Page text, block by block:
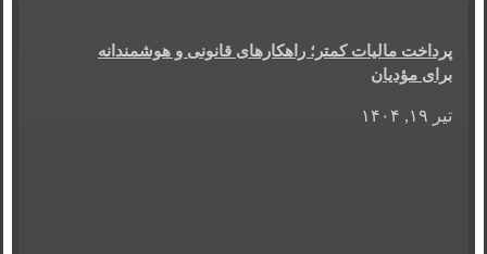
پرداخت مالیات کمتر؛ راهکارهای قانونی و هوشمندانه
برای مؤدیان
تیر ۱۹, ۱۴۰۴